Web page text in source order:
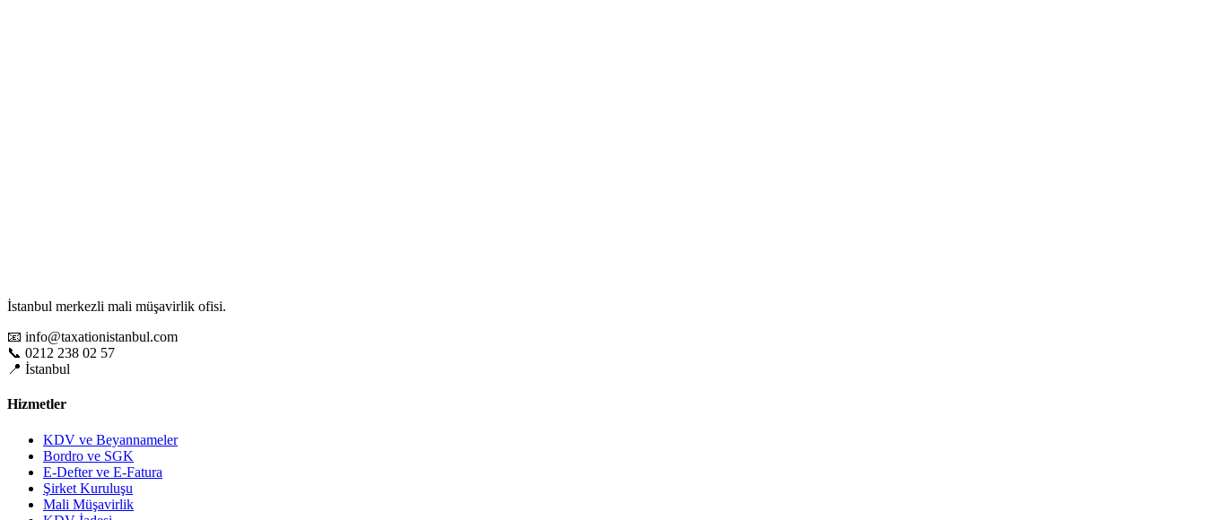
İstanbul merkezli mali müşavirlik ofisi.
📧 info@taxationistanbul.com
📞 0212 238 02 57
📍 İstanbul
Hizmetler
KDV ve Beyannameler
Bordro ve SGK
E-Defter ve E-Fatura
Şirket Kuruluşu
Mali Müşavirlik